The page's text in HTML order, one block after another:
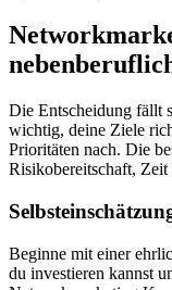
Die Entscheidung fällt
wichtig, deine Ziele
Prioritäten nach. Die
Risikobereitschaft,
Beginne mit einer
du investieren kannst